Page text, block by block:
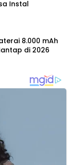
Instal
8.000 mAh
di 2026